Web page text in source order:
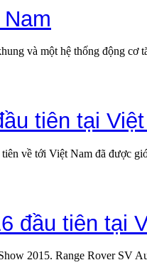
và một hệ thống động cơ
tiên tại
về tới Việt Nam đã được
đầu tiên tại
2015. Range Rover SV